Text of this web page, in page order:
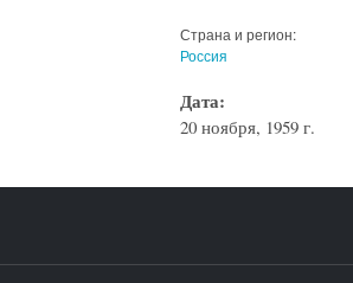
Страна и регион:
Россия
Дата:
20 ноября, 1959 г.